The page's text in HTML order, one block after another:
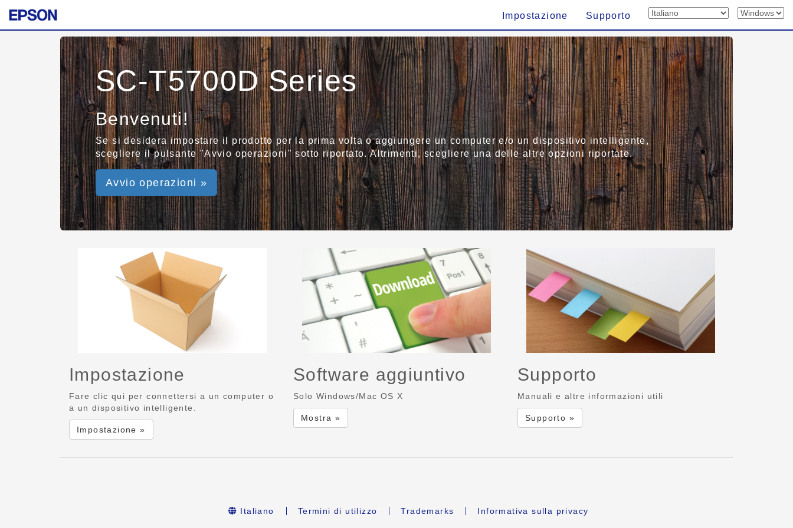
Impostazione Supporto
SC-T5700D Series
Benvenuti!
Se si desidera impostare il prodotto per la prima volta o aggiungere un computer e/o un dispositivo intelligente,
scegliere il pulsante "Avvio operazioni" sotto riportato. Altrimenti, scegliere una delle altre opzioni riportate.
Avvio operazioni »
Impostazione
Fare clic qui per connettersi a un computer o
a un dispositivo intelligente.
Impostazione »
Software aggiuntivo
Solo Windows/Mac OS X
Mostra »
Supporto
Manuali e altre informazioni utili
Supporto »
Italiano Termini di utilizzo Trademarks Informativa sulla privacy